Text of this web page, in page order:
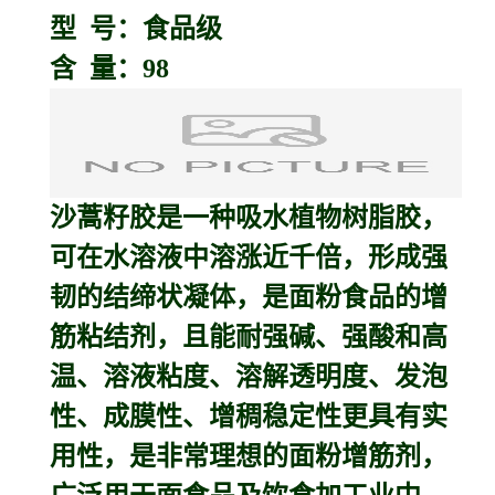
型 号：食品级
含 量：98
沙蒿籽胶是一种吸水植物树脂胶，
可在水溶液中溶涨近千倍，形成强
韧的结缔状凝体，是面粉食品的增
筋粘结剂，且能耐强碱、强酸和高
温、溶液粘度、溶解透明度、发泡
性、成膜性、增稠稳定性更具有实
用性，是非常理想的面粉增筋剂，